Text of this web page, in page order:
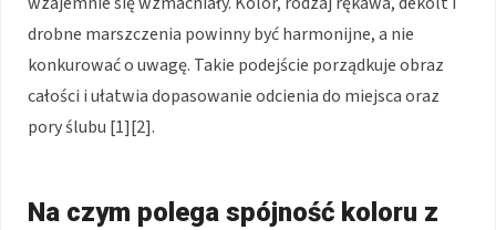
drobne marszczenia powinny być harmonijne, a nie
konkurować o uwagę. Takie podejście porządkuje obraz
całości i ułatwia dopasowanie odcienia do miejsca oraz
pory ślubu [1][2].
Na czym polega spójność koloru z